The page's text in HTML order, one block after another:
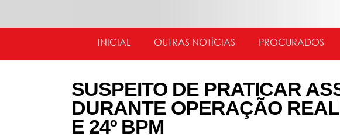
INICIAL OUTRAS NOTÍCIAS PROCURADOS
SUSPEITO DE PRATICAR
DURANTE OPERAÇÃO
E 24º BPM